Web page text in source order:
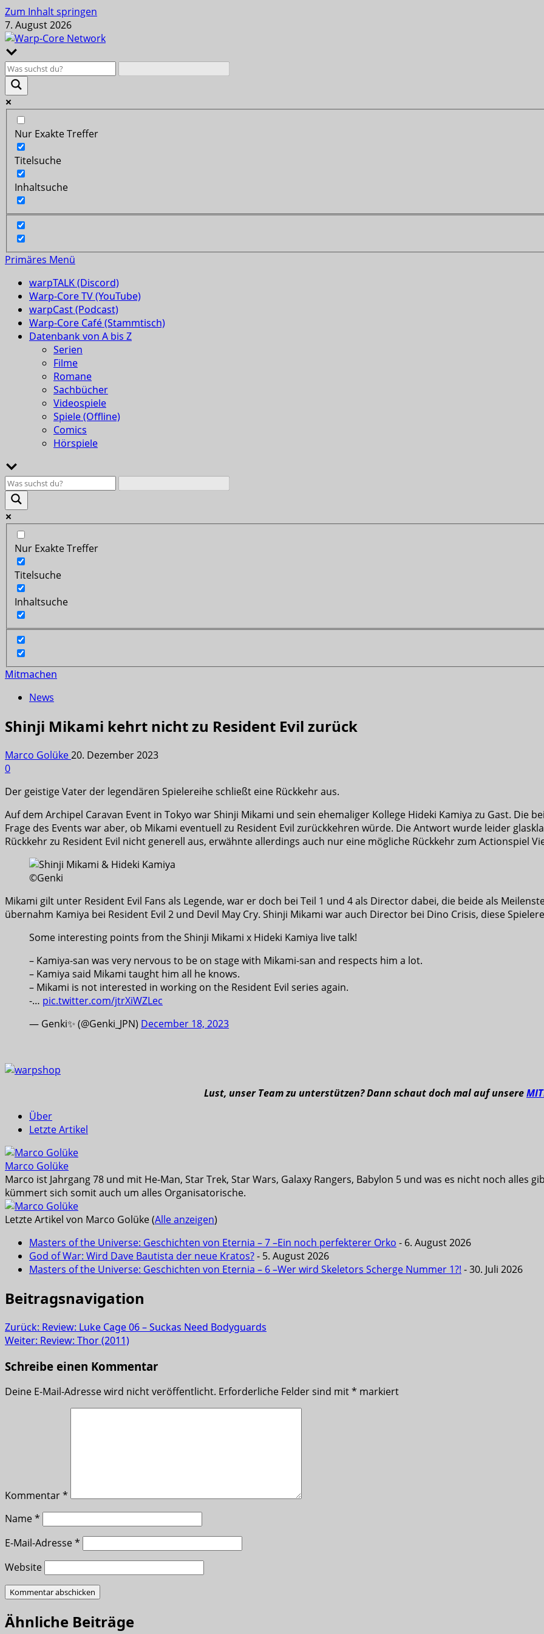
Zum Inhalt springen
7. August 2026
Nur Exakte Treffer
Titelsuche
Inhaltsuche
Primäres Menü
warpTALK (Discord)
Warp-Core TV (YouTube)
warpCast (Podcast)
Warp-Core Café (Stammtisch)
Datenbank von A bis Z
Serien
Filme
Romane
Sachbücher
Videospiele
Spiele (Offline)
Comics
Hörspiele
Nur Exakte Treffer
Titelsuche
Inhaltsuche
Mitmachen
News
Shinji Mikami kehrt nicht zu Resident Evil zurück
Marco Golüke20. Dezember 2023
0
Der geistige Vater der legendären Spielereihe schließt eine Rückkehr aus.
Auf dem Archipel Caravan Event in Tokyo war Shinji Mikami und sein ehemaliger Kollege Hideki Kamiya zu Gast. Die
Frage des Events war aber, ob Mikami eventuell zu Resident Evil zurückkehren würde. Die Antwort wurde leider
Rückkehr zu Resident Evil nicht generell aus, erwähnte allerdings auch nur eine mögliche Rückkehr zum Actionspiel
©Genki
Mikami gilt unter Resident Evil Fans als Legende, war er doch bei Teil 1 und 4 als Director dabei, die beide als
übernahm Kamiya bei Resident Evil 2 und Devil May Cry. Shinji Mikami war auch Director bei Dino Crisis, diese
Some interesting points from the Shinji Mikami x Hideki Kamiya live talk!
– Kamiya-san was very nervous to be on stage with Mikami-san and respects him a lot.
– Kamiya said Mikami taught him all he knows.
– Mikami is not interested in working on the Resident Evil series again.
-… pic.twitter.com/jtrXiWZLec
— Genki✨ (@Genki_JPN) December 18, 2023
Lust, unser Team zu unterstützen? Dann schaut doch mal auf unsere
Über
Letzte Artikel
Marco Golüke
Marco ist Jahrgang 78 und mit He-Man, Star Trek, Star Wars, Galaxy Rangers, Babylon 5 und was es nicht noch alles
kümmert sich somit auch um alles Organisatorische.
Letzte Artikel von Marco Golüke(Alle anzeigen)
Masters of the Universe: Geschichten von Eternia – 7 –Ein noch perfekterer Orko - 6. August 2026
God of War: Wird Dave Bautista der neue Kratos?- 5. August 2026
Masters of the Universe: Geschichten von Eternia – 6 –Wer wird Skeletors Scherge Nummer 1?! - 30. Juli 2026
Beitragsnavigation
Zurück: Review: Luke Cage 06 – Suckas Need Bodyguards
Weiter: Review: Thor (2011)
Schreibe einen Kommentar
Deine E-Mail-Adresse wird nicht veröffentlicht. Erforderliche Felder sind mit* markiert
Kommentar*
Name*
E-Mail-Adresse*
Website
Ähnliche Beiträge